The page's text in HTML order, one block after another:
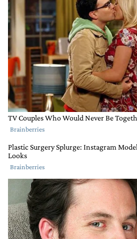
Federico De Igarzabal
Todo lo que contribuya a
hacerlo caer es positivo. bien
tirando mieya
RESPONDER
RESPUESTA
0 0